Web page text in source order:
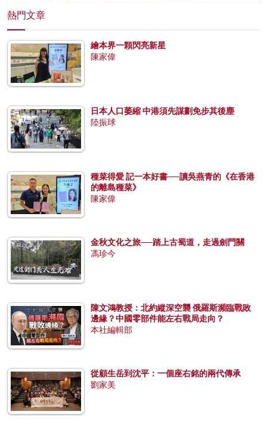
熱門文章
繪本界一顆閃亮新星
陳家偉
日本人口萎縮 中港須先謀劃免步其後塵
陸振球
種菜得愛 記一本好書──讀吳燕青的《在香港
的離島種菜》
陳家偉
金秋文化之旅──踏上古蜀道，走過劍門關
馮珍今
陳文鴻教授：北約縱深空襲 俄羅斯瀕臨戰敗
邊緣？中國零部件能左右戰局走向？
本社編輯部
從顧生岳到沈平：一個座右銘的兩代傳承
劉家美